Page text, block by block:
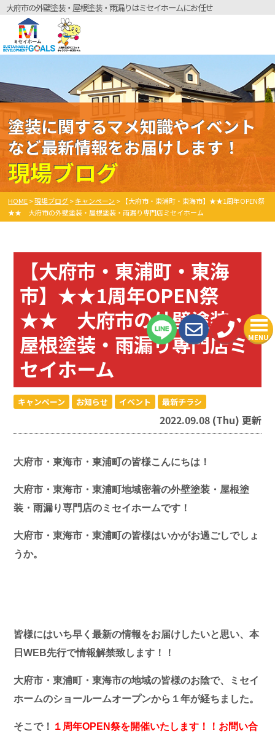
大府市の外壁塗装・屋根塗装・雨漏りはミセイホームにお任せ
MENU
塗装に関するマメ知識やイベント
など最新情報をお届けします！
現場ブログ
HOME>現場ブログ>キャンペーン > 【大府市・東浦町・東海市】★★1周年OPEN祭
★★ 大府市の外壁塗装・屋根塗装・雨漏り専門店ミセイホーム
【大府市・東浦町・東海
市】★★1周年OPEN祭
★★ 大府市の外壁塗装・
屋根塗装・雨漏り専門店ミ
セイホーム
キャンペーン お知らせ イベント 最新チラシ
2022.09.08 (Thu) 更新
大府市・東海市・東浦町の皆様こんにちは！
大府市・東海市・東浦町地域密着の外壁塗装・屋根塗
装・雨漏り専門店のミセイホームです！
大府市・東海市・東浦町の皆様はいかがお過ごしでしょ
うか。
皆様にはいち早く最新の情報をお届けしたいと思い、本
日WEB先行で情報解禁致します！！
大府市・東浦町・東海市の地域の皆様のお陰で、ミセイ
ホームのショールームオープンから１年が経ちました。
そこで！ １周年OPEN祭を開催いたします！！お問い合